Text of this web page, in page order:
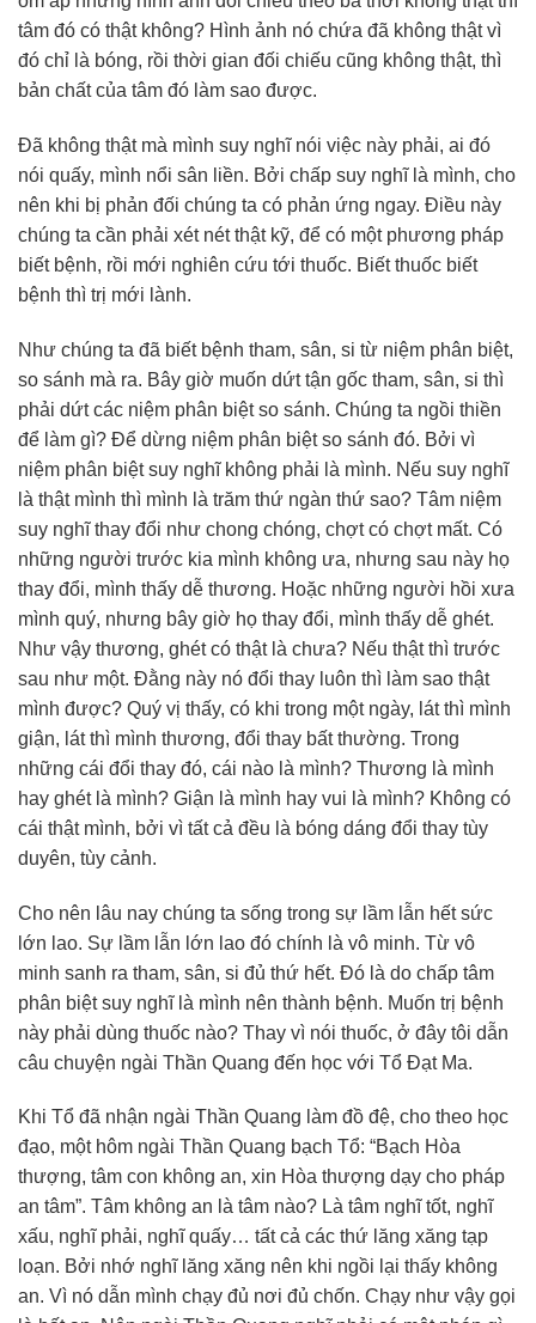
tâm đó có thật không? Hình ảnh nó chứa đã không thật vì
đó chỉ là bóng, rồi thời gian đối chiếu cũng không thật, thì
bản chất của tâm đó làm sao được.
Đã không thật mà mình suy nghĩ nói việc này phải, ai đó
nói quấy, mình nổi sân liền. Bởi chấp suy nghĩ là mình, cho
nên khi bị phản đối chúng ta có phản ứng ngay. Điều này
chúng ta cần phải xét nét thật kỹ, để có một phương pháp
biết bệnh, rồi mới nghiên cứu tới thuốc. Biết thuốc biết
bệnh thì trị mới lành.
Như chúng ta đã biết bệnh tham, sân, si từ niệm phân biệt,
so sánh mà ra. Bây giờ muốn dứt tận gốc tham, sân, si thì
phải dứt các niệm phân biệt so sánh. Chúng ta ngồi thiền
để làm gì? Để dừng niệm phân biệt so sánh đó. Bởi vì
niệm phân biệt suy nghĩ không phải là mình. Nếu suy nghĩ
là thật mình thì mình là trăm thứ ngàn thứ sao? Tâm niệm
suy nghĩ thay đổi như chong chóng, chợt có chợt mất. Có
những người trước kia mình không ưa, nhưng sau này họ
thay đổi, mình thấy dễ thương. Hoặc những người hồi xưa
mình quý, nhưng bây giờ họ thay đổi, mình thấy dễ ghét.
Như vậy thương, ghét có thật là chưa? Nếu thật thì trước
sau như một. Đằng này nó đổi thay luôn thì làm sao thật
mình được? Quý vị thấy, có khi trong một ngày, lát thì mình
giận, lát thì mình thương, đổi thay bất thường. Trong
những cái đổi thay đó, cái nào là mình? Thương là mình
hay ghét là mình? Giận là mình hay vui là mình? Không có
cái thật mình, bởi vì tất cả đều là bóng dáng đổi thay tùy
duyên, tùy cảnh.
Cho nên lâu nay chúng ta sống trong sự lầm lẫn hết sức
lớn lao. Sự lầm lẫn lớn lao đó chính là vô minh. Từ vô
minh sanh ra tham, sân, si đủ thứ hết. Đó là do chấp tâm
phân biệt suy nghĩ là mình nên thành bệnh. Muốn trị bệnh
này phải dùng thuốc nào? Thay vì nói thuốc, ở đây tôi dẫn
câu chuyện ngài Thần Quang đến học với Tổ Đạt Ma.
Khi Tổ đã nhận ngài Thần Quang làm đồ đệ, cho theo học
đạo, một hôm ngài Thần Quang bạch Tổ: “Bạch Hòa
thượng, tâm con không an, xin Hòa thượng dạy cho pháp
an tâm”. Tâm không an là tâm nào? Là tâm nghĩ tốt, nghĩ
xấu, nghĩ phải, nghĩ quấy… tất cả các thứ lăng xăng tạp
loạn. Bởi nhớ nghĩ lăng xăng nên khi ngồi lại thấy không
an. Vì nó dẫn mình chạy đủ nơi đủ chốn. Chạy như vậy gọi